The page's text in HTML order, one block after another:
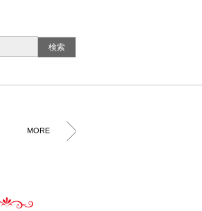
イベント
MORE